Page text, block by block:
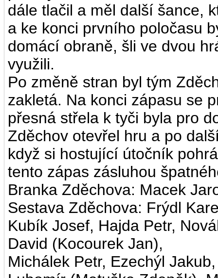
dále tlačil a měl další šance,
a ke konci prvního poločasu
domácí obraně, šli ve dvou
využili.
Po změně stran byl tým
zakletá. Na konci zápasu se
přesná střela k tyči byla pro
Zděchov otevřel hru a po
když si hostující útočník
tento zápas zásluhou
Branka Zděchova: Macek
Sestava Zděchova: Frýdl
Kubík Josef, Hajda Petr,
David (Kocourek Jan),
Michálek Petr, Ezechýl